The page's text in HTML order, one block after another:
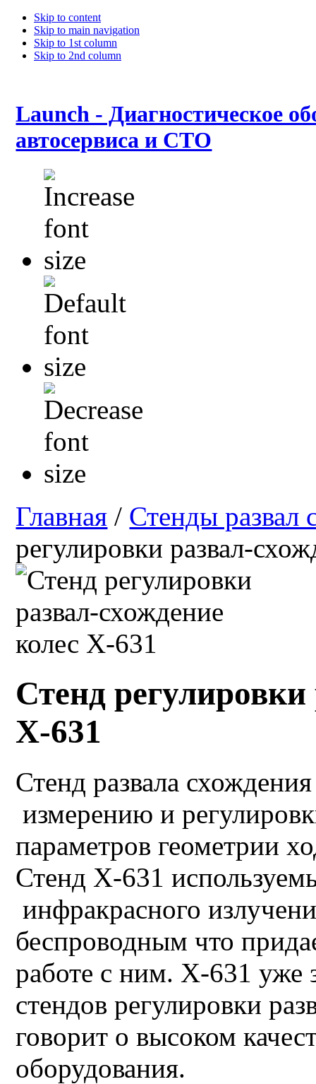
Skip to content
Skip to main navigation
Skip to 1st column
Skip to 2nd column
Launch - Диагностическое
автосервиса и СТО
Главная / Стенды развал
регулировки развал-
Стенд регулировки
X-631
Стенд развала
измерению и
параметров геометрии
Стенд X-631
инфракрасного
беспроводным что
работе с ним. X-631 уже
стендов регулировки
говорит о высоком
оборудования.